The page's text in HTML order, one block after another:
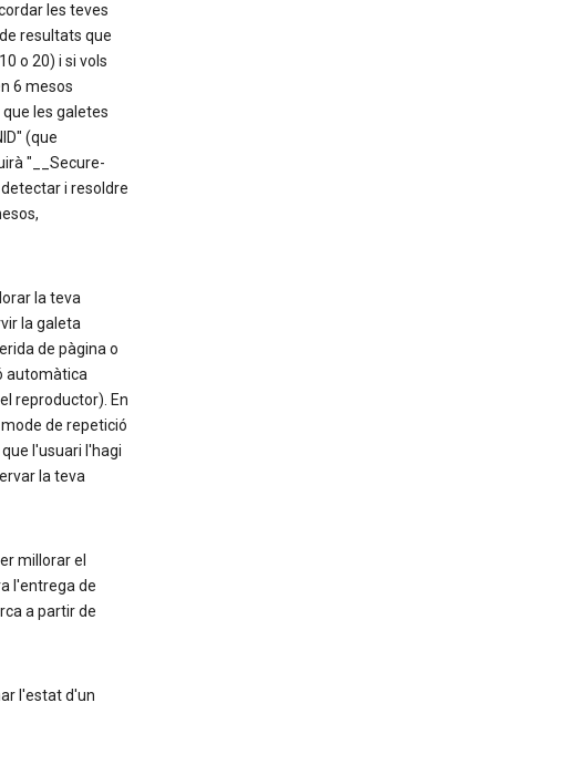
les teves
resultats que
o 20) i si vols
6 mesos
les galetes
(que
"__Secure-
i resoldre
la teva
la galeta
de pàgina o
automàtica
reproductor). En
de repetició
l'usuari l'hagi
la teva
millorar el
l'entrega de
a partir de
l'estat d'un